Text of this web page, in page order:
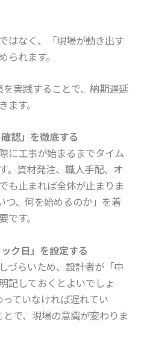
はなく、「現場が動き出す
られます。
実践することで、納期遅延
す。
認」を徹底する
に工事が始まるまでタイム
。資材発注、職人手配、オ
止まれば全体が止まりま
つ、何を始めるのか」を着
す。
ク日」を設定する
づらいため、設計者が「中
記しておくとよいでしょ
ていなければ遅れてい
で、現場の意識が変わりま